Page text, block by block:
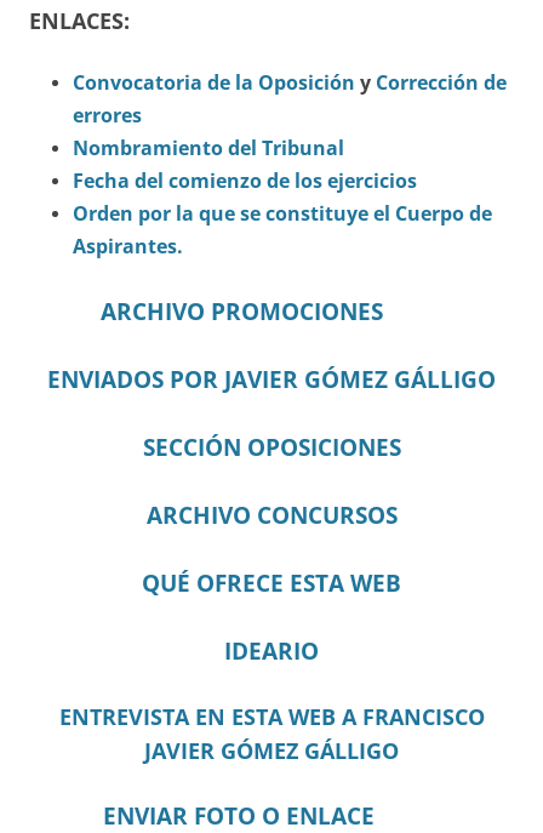
ENLACES:
Convocatoria de la Oposición y Corrección de
errores
Nombramiento del Tribunal
Fecha del comienzo de los ejercicios
Orden por la que se constituye el Cuerpo de
Aspirantes.
ARCHIVO PROMOCIONES
ENVIADOS POR JAVIER GÓMEZ GÁLLIGO
SECCIÓN OPOSICIONES
ARCHIVO CONCURSOS
QUÉ OFRECE ESTA WEB
IDEARIO
ENTREVISTA EN ESTA WEB A FRANCISCO
JAVIER GÓMEZ GÁLLIGO
ENVIAR FOTO O ENLACE